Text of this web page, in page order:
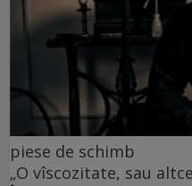
piese de schimb
„O vîscozitate, sau